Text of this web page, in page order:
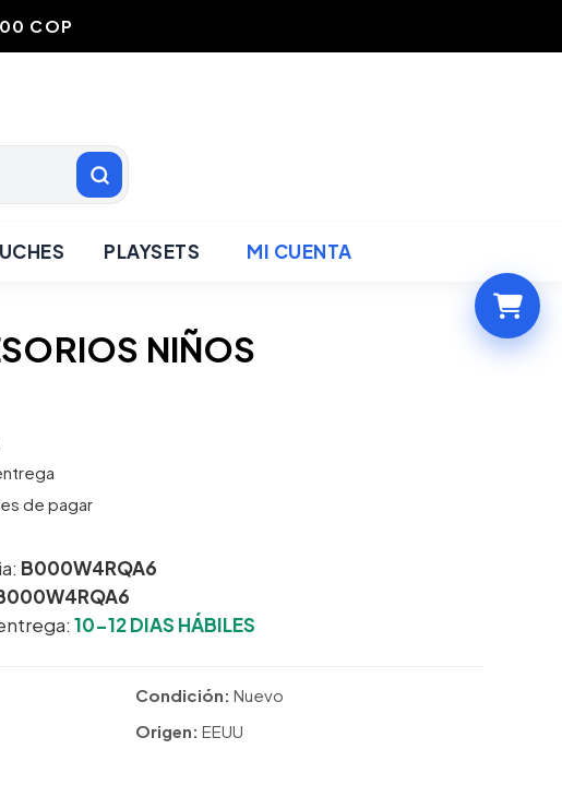
COP
PLAYSETS
MI CUENTA
NIÑOS
de pagar
B000W4RQA6
10-12 DIAS HÁBILES
Condición: Nuevo
Origen: EEUU